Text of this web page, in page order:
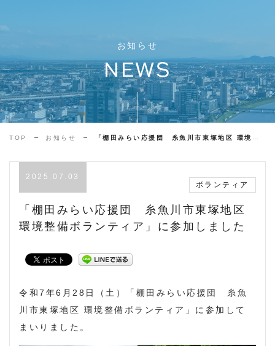
お知らせ
NEWS
TOP お知らせ 「棚田みらい応援団 糸魚川市東塚地区 環境整備ボランティア」に参加しました
2025.07.03
ボランティア
「棚田みらい応援団 糸魚川市東塚地区
環境整備ボランティア」に参加しました
令和7年6月28日（土）「棚田みらい応援団 糸魚
川市東塚地区 環境整備ボランティア」に参加して
まいりました。